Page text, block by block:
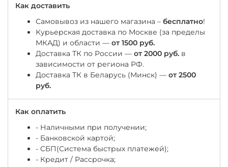
Как доставить
Самовывоз из нашего магазина – бесплатно!
Курьерская доставка по Москве (за пределы
МКАД) и области — от 1500 руб.
Доставка ТК по России — от 2000 руб. в
зависимости от региона РФ.
Доставка ТК в Беларусь (Минск) — от 2500
руб.
Как оплатить
- Наличными при получении;
- Банковской картой;
- СБП(Система быстрых платежей);
- Кредит / Рассрочка;